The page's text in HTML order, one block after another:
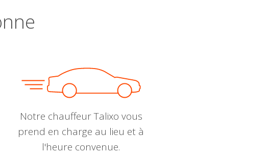
Notre chauffeur Talixo vous
prend en charge au lieu et à
l'heure convenue.